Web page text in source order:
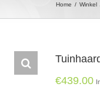
Home / Winkel
€439.00